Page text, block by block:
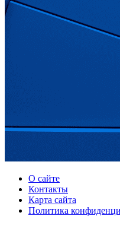
О сайте
Контакты
Карта сайта
Политика